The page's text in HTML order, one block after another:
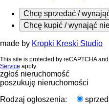
Chcę sprzedać /
Chcę kupić / wynająć
made by Kropki Kreski Studio
This site is protected by reCAPTCHA
Service apply.
zgłoś nieruchomość
poszukuję nieruchomości
Rodzaj ogłoszenia: